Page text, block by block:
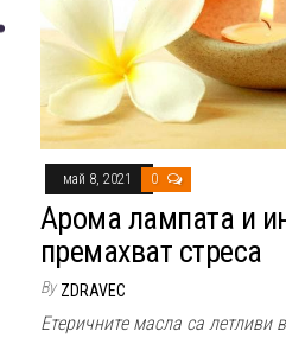
май 8, 2021 0
Арома лампата и
премахват стреса
By ZDRAVEC
Етеричните масла са летливи